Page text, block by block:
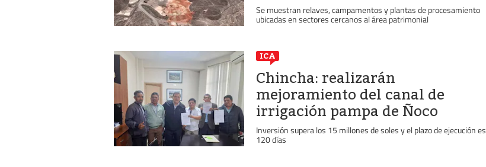
Se muestran relaves, campamentos y plantas de procesamiento
ubicadas en sectores cercanos al área patrimonial
ICA
Chincha: realizarán
mejoramiento del canal de
irrigación pampa de Ñoco
Inversión supera los 15 millones de soles y el plazo de ejecución es
120 días